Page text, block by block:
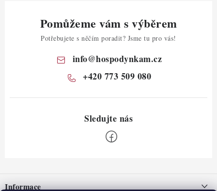
Pomůžeme vám s výběrem
Potřebujete s něčím poradit? Jsme tu pro vás!
info@hospodynkam.cz
+420 773 509 080
Informace